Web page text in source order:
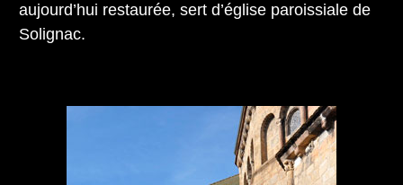
aujourd’hui restaurée, sert d’église paroissiale de
Solignac.